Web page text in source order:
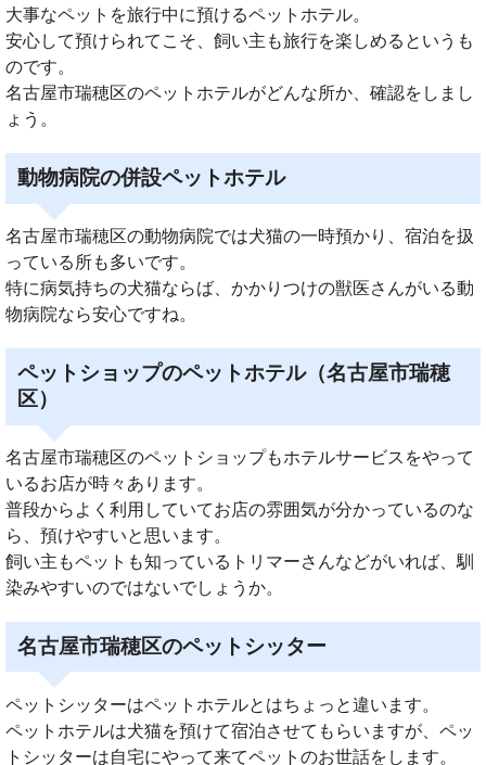
大事なペットを旅行中に預けるペットホテル。
安心して預けられてこそ、飼い主も旅行を楽しめるというも
のです。
名古屋市瑞穂区のペットホテルがどんな所か、確認をしまし
ょう。
動物病院の併設ペットホテル
名古屋市瑞穂区の動物病院では犬猫の一時預かり、宿泊を扱
っている所も多いです。
特に病気持ちの犬猫ならば、かかりつけの獣医さんがいる動
物病院なら安心ですね。
ペットショップのペットホテル（名古屋市瑞穂
区）
名古屋市瑞穂区のペットショップもホテルサービスをやって
いるお店が時々あります。
普段からよく利用していてお店の雰囲気が分かっているのな
ら、預けやすいと思います。
飼い主もペットも知っているトリマーさんなどがいれば、馴
染みやすいのではないでしょうか。
名古屋市瑞穂区のペットシッター
ペットシッターはペットホテルとはちょっと違います。
ペットホテルは犬猫を預けて宿泊させてもらいますが、ペッ
トシッターは自宅にやって来てペットのお世話をします。